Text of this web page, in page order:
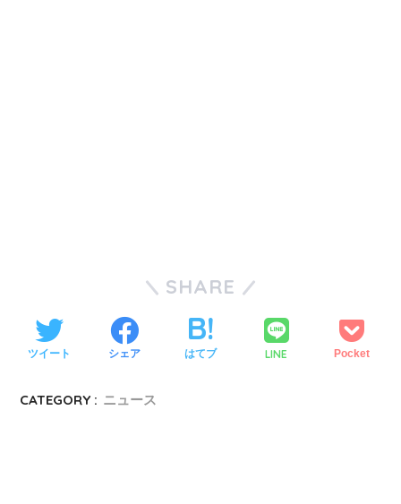
SHARE
ツイート シェア はてブ LINE Pocket
CATEGORY : ニュース